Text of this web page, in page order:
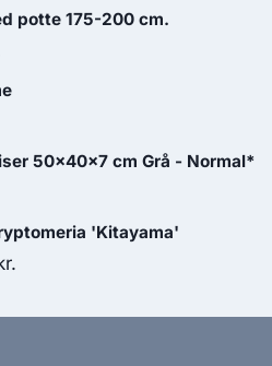
potte 175-200 cm.
50x40x7 cm Grå - Normal*
'Kitayama'